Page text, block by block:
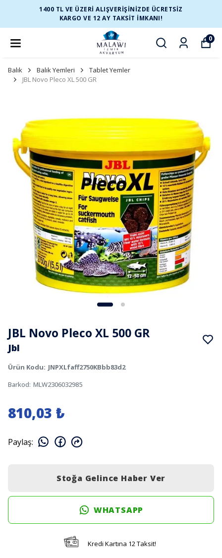
1400 TL VE ÜZERİ ALIŞVERİŞİNİZDE ÜCRETSİZ
KARGO VE 12 AY TAKSİT İMKANI!
0
Balık Balık Yemleri
Tablet Yemler
JBL Novo Pleco XL 500 GR
JBL Novo Pleco XL 500 GR
Jbl
Ürün Kodu: JNPXLfaff2750KBbb83d2
Barkod: MLW2306032985
810,03 ₺
Paylaş:
Stoğa Gelince Haber Ver
WHATSAPP
Kredi Kartına 12 Taksit!